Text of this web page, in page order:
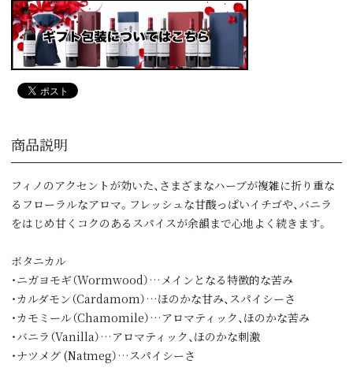
商品説明
フィノのアクセントが効いた、さまざまなハーブが複雑に折り重な
るフローラルなアロマ。フレッシュな甘酸っぱいイチゴや、バニラ
をはじめ甘くコクのあるスパイスが余韻まで心地よく続きます。
ボタニカル
・ニガヨモギ（Wormwood）…メインとなる特徴的な苦み
・カルダモン（Cardamom）…ほのかな甘み、スパイシーさ
・カモミール（Chamomile）…アロマティック、ほのかな苦み
・バニラ（Vanilla）…アロマティック、ほのかな刺激
・ナツメグ (Natmeg）…スパイシーさ